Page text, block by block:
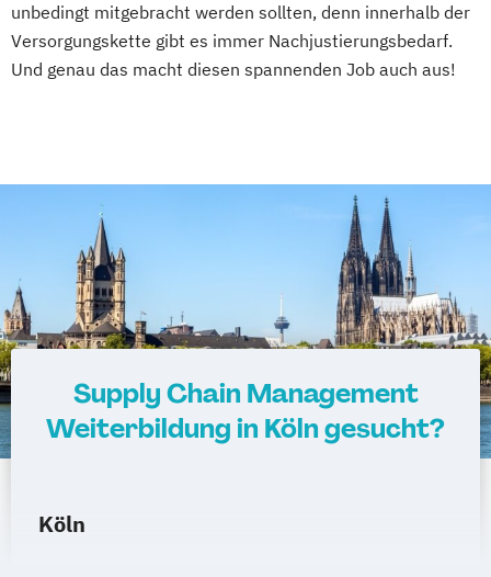
unbedingt mitgebracht werden sollten, denn innerhalb der
Versorgungskette gibt es immer Nachjustierungsbedarf.
Und genau das macht diesen spannenden Job auch aus!
Supply Chain Management
Weiterbildung in Köln gesucht?
Köln